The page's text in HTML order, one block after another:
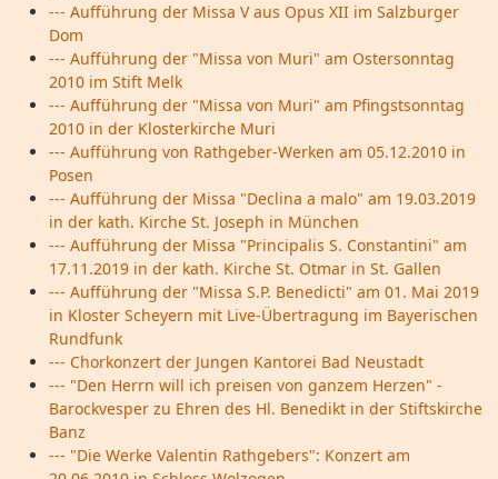
--- Aufführung der Missa V aus Opus XII im Salzburger
Dom
--- Aufführung der "Missa von Muri" am Ostersonntag
2010 im Stift Melk
--- Aufführung der "Missa von Muri" am Pfingstsonntag
2010 in der Klosterkirche Muri
--- Aufführung von Rathgeber-Werken am 05.12.2010 in
Posen
--- Aufführung der Missa "Declina a malo" am 19.03.2019
in der kath. Kirche St. Joseph in München
--- Aufführung der Missa "Principalis S. Constantini" am
17.11.2019 in der kath. Kirche St. Otmar in St. Gallen
--- Aufführung der "Missa S.P. Benedicti" am 01. Mai 2019
in Kloster Scheyern mit Live-Übertragung im Bayerischen
Rundfunk
--- Chorkonzert der Jungen Kantorei Bad Neustadt
--- "Den Herrn will ich preisen von ganzem Herzen" -
Barockvesper zu Ehren des Hl. Benedikt in der Stiftskirche
Banz
--- "Die Werke Valentin Rathgebers": Konzert am